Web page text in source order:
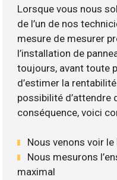
Lorsque vous nous
de l’un de nos
mesure de mesurer
l’installation de
toujours, avant toute
d’estimer la
possibilité d’attendre
conséquence, voici
Nous venons voir
Nous mesurons
maximal